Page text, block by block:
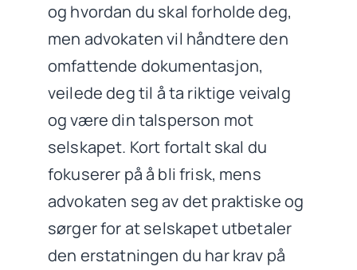
og hvordan du skal forholde deg,
men advokaten vil håndtere den
omfattende dokumentasjon,
veilede deg til å ta riktige veivalg
og være din talsperson mot
selskapet. Kort fortalt skal du
fokuserer på å bli frisk, mens
advokaten seg av det praktiske og
sørger for at selskapet utbetaler
den erstatningen du har krav på